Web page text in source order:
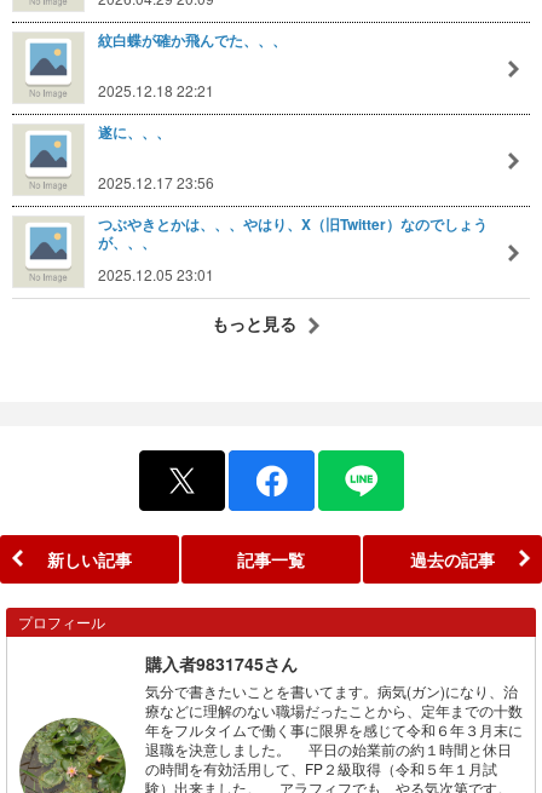
紋白蝶が確か飛んでた、、、
2025.12.18 22:21
遂に、、、
2025.12.17 23:56
つぶやきとかは、、、やはり、X（旧Twitter）なのでしょう
が、、、
2025.12.05 23:01
もっと見る
新しい記事 記事一覧 過去の記事
プロフィール
購入者9831745さん
気分で書きたいことを書いてます。病気(ガン)になり、治
療などに理解のない職場だったことから、定年までの十数
年をフルタイムで働く事に限界を感じて令和６年３月末に
退職を決意しました。 平日の始業前の約１時間と休日
の時間を有効活用して、FP２級取得（令和５年１月試
験）出来ました。 アラフィフでも、やる気次第です。